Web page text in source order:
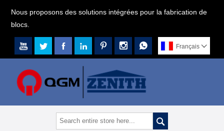
Nous proposons des solutions intégrées pour la fabrication de
blocs.
       Français 
